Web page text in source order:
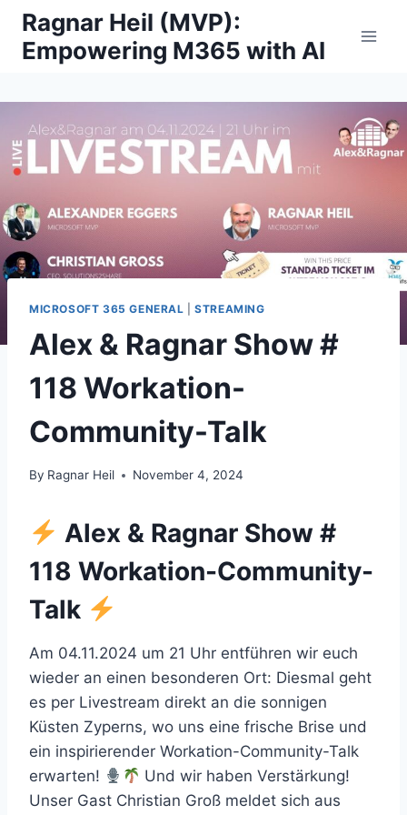
Skip
content
Ragnar Heil (MVP):
Empowering M365 with AI
MICROSOFT 365 GENERAL |STREAMING
Alex & Ragnar Show #
118 Workation-
Community-Talk
By Ragnar Heil November 4, 2024
Alex & Ragnar Show #
118 Workation-Community-
Talk
Am 04.11.2024 um 21 Uhr entführen wir euch
wieder an einen besonderen Ort: Diesmal geht
es per Livestream direkt an die sonnigen
Küsten Zyperns, wo uns eine frische Brise und
ein inspirierender Workation-Community-Talk
erwarten!
Und wir haben Verstärkung!
Unser Gast Christian Groß meldet sich aus